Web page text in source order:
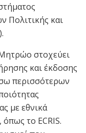
Πολιτικής και
στοχεύει
και έκδοσης
περισσότερων
με εθνικά
το ECRIS.